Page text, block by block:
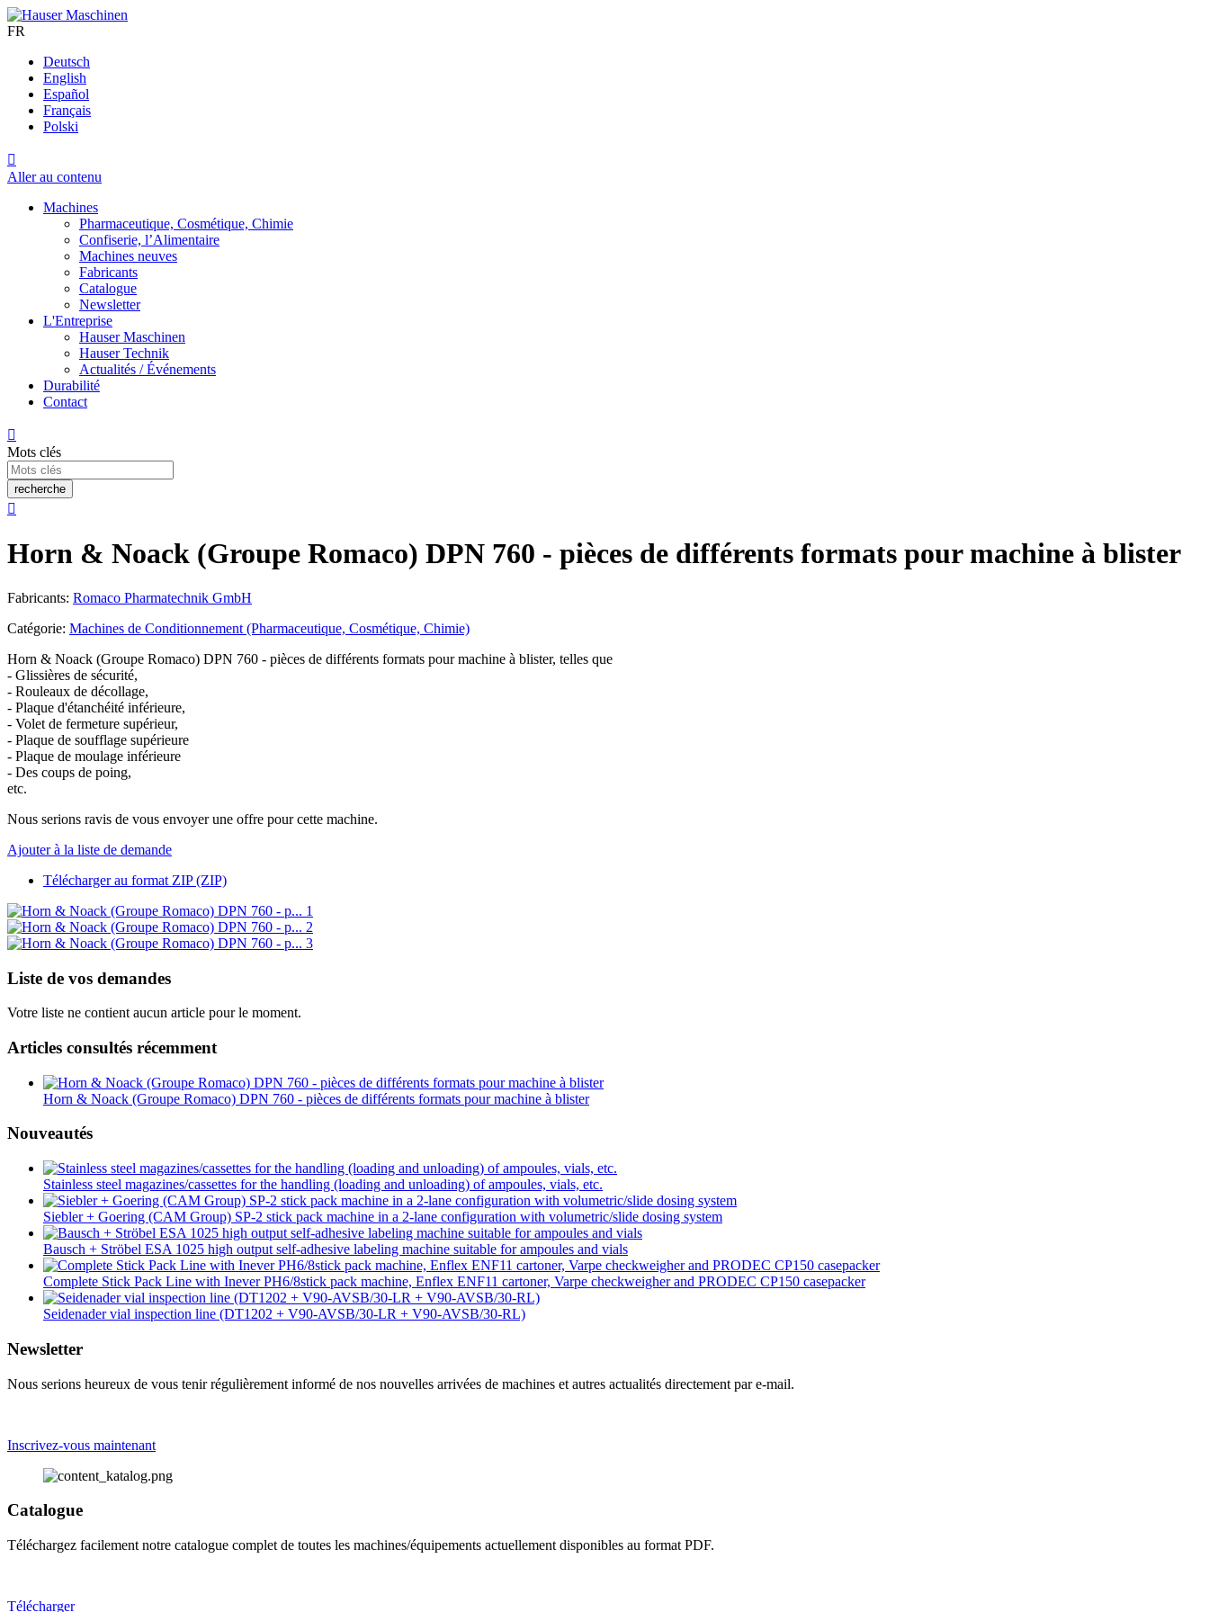
FR
Deutsch
English
Español
Français
Polski

Aller au contenu
Machines
Pharmaceutique, Cosmétique, Chimie
Confiserie, l’Alimentaire
Machines neuves
Fabricants
Catalogue
Newsletter
L'Entreprise
Hauser Maschinen
Hauser Technik
Actualités / Événements
Durabilité
Contact

Mots clés
recherche

Horn & Noack (Groupe Romaco) DPN 760 - pièces de différents formats pour machine à blister
Fabricants: Romaco Pharmatechnik GmbH
Catégorie: Machines de Conditionnement (Pharmaceutique, Cosmétique, Chimie)
Horn & Noack (Groupe Romaco) DPN 760 - pièces de différents formats pour machine à blister, telles que
- Glissières de sécurité,
- Rouleaux de décollage,
- Plaque d'étanchéité inférieure,
- Volet de fermeture supérieur,
- Plaque de soufflage supérieure
- Plaque de moulage inférieure
- Des coups de poing,
etc.
Nous serions ravis de vous envoyer une offre pour cette machine.
Ajouter à la liste de demande
Télécharger au format ZIP (ZIP)
Liste de vos demandes
Votre liste ne contient aucun article pour le moment.
Articles consultés récemment
Horn & Noack (Groupe Romaco) DPN 760 - pièces de différents formats pour machine à blister
Nouveautés
Stainless steel magazines/cassettes for the handling (loading and unloading) of ampoules, vials, etc.
Siebler + Goering (CAM Group) SP-2 stick pack machine in a 2-lane configuration with volumetric/slide dosing system
Bausch + Ströbel ESA 1025 high output self-adhesive labeling machine suitable for ampoules and vials
Complete Stick Pack Line with Inever PH6/8stick pack machine, Enflex ENF11 cartoner, Varpe checkweigher and PRODEC CP150 casepacker
Seidenader vial inspection line (DT1202 + V90-AVSB/30-LR + V90-AVSB/30-RL)
Newsletter
Nous serions heureux de vous tenir régulièrement informé de nos nouvelles arrivées de machines et autres actualités directement par e-mail.
Inscrivez-vous maintenant
Catalogue
Téléchargez facilement notre catalogue complet de toutes les machines/équipements actuellement disponibles au format PDF.
Télécharger